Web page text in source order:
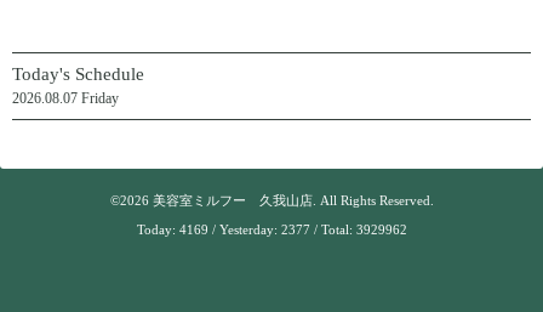
Today's Schedule
2026.08.07 Friday
©2026 美容室ミルフー 久我山店. All Rights Reserved.
Today: 4169 / Yesterday: 2377/ Total: 3929962